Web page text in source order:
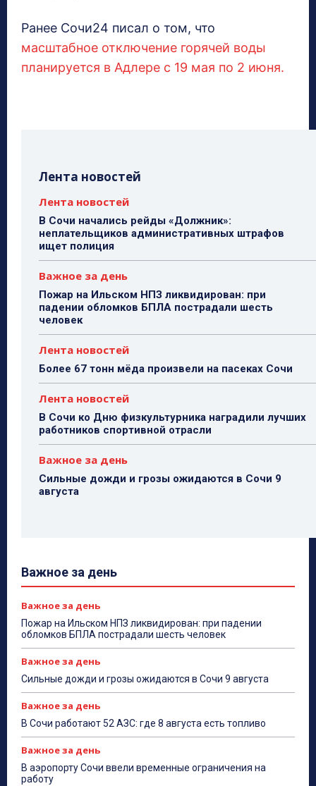
Ранее Сочи24 писал о том, что
масштабное отключение горячей воды
планируется в Адлере с 19 мая по 2 июня.
Лента новостей
Лента новостей
В Сочи начались рейды «Должник»:
неплательщиков административных штрафов
ищет полиция
Важное за день
Пожар на Ильском НПЗ ликвидирован: при
падении обломков БПЛА пострадали шесть
человек
Лента новостей
Более 67 тонн мёда произвели на пасеках Сочи
Лента новостей
В Сочи ко Дню физкультурника наградили лучших
работников спортивной отрасли
Важное за день
Сильные дожди и грозы ожидаются в Сочи 9
августа
Важное за день
Важное за день
Пожар на Ильском НПЗ ликвидирован: при падении
обломков БПЛА пострадали шесть человек
Важное за день
Сильные дожди и грозы ожидаются в Сочи 9 августа
Важное за день
В Сочи работают 52 АЗС: где 8 августа есть топливо
Важное за день
В аэропорту Сочи ввели временные ограничения на
работу